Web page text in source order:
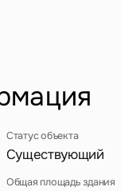
Статус объекта
Существующий
Общая площадь здания